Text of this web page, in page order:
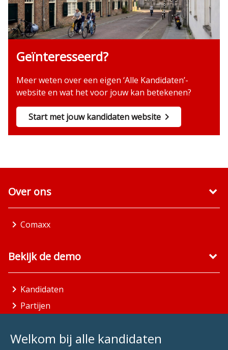
Geïnteresseerd?
Meer weten over een eigen ‘Alle Kandidaten’-
website en wat het voor jouw kan betekenen?
Start met jouw kandidaten website
Welkom bij alle kandidaten
Over ons
Comaxx
Bekijk de demo
Kandidaten
Partijen
Aandachtsgebieden